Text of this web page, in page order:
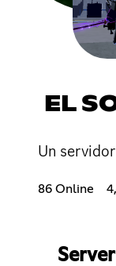
EL
Un
86 Online